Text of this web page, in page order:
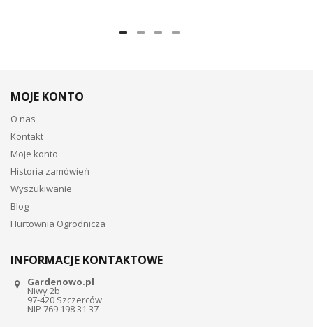
MOJE KONTO
O nas
Kontakt
Moje konto
Historia zamówień
Wyszukiwanie
Blog
Hurtownia Ogrodnicza
INFORMACJE KONTAKTOWE
Gardenowo.pl
Niwy 2b
97-420 Szczerców
NIP 769 198 31 37